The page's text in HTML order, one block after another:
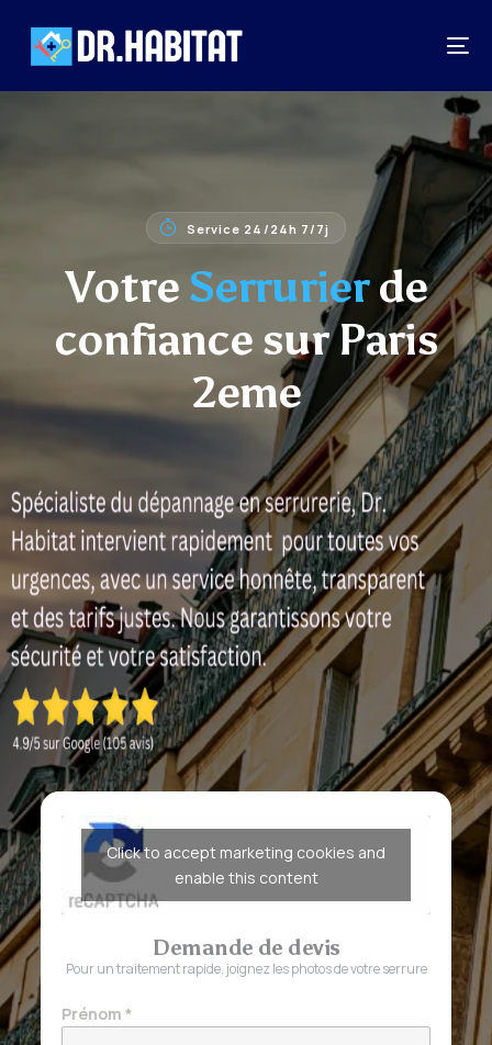
Service 24/24h 7/7j
Votre Serrurier de
confiance sur Paris
2eme
Click to accept marketing cookies and
enable this content
Demande de devis
Pour un traitement rapide, joignez les photos de votre serrure
Prénom*